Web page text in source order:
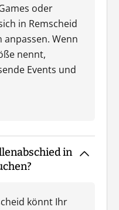
oder
in Remscheid
Wenn
nennt,
Events und
in
könnt Ihr